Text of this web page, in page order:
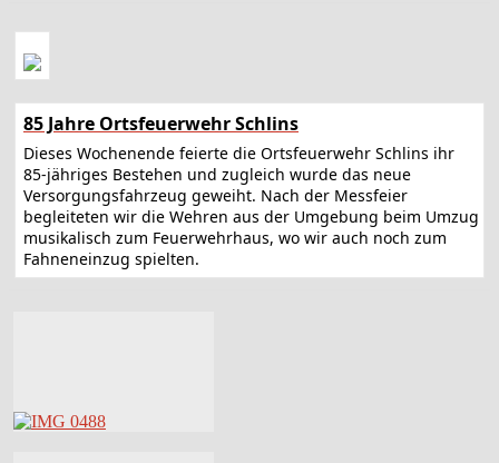
85 Jahre Ortsfeuerwehr Schlins
Dieses Wochenende feierte die Ortsfeuerwehr Schlins ihr
85-jähriges Bestehen und zugleich wurde das neue
Versorgungsfahrzeug geweiht. Nach der Messfeier
begleiteten wir die Wehren aus der Umgebung beim Umzug
musikalisch zum Feuerwehrhaus, wo wir auch noch zum
Fahneneinzug spielten.